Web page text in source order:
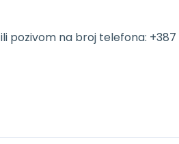
ili pozivom na broj telefona: +387